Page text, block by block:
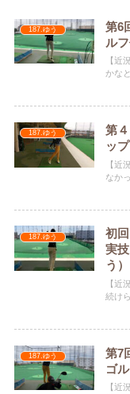
187.ゆう
第6
ル
【近
かな
187.ゆう
第
ッ
【近
なか
187.ゆう
初
実
う）
【近
続け
187.ゆう
第7
ゴ
【近